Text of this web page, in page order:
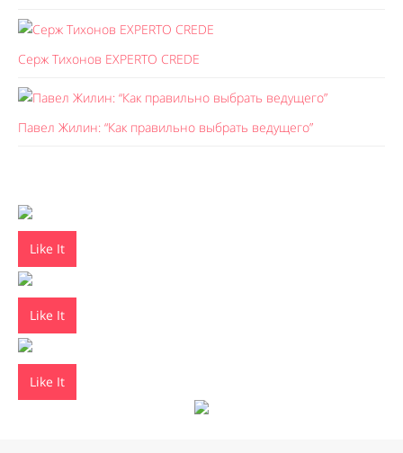
Серж Тихонов EXPERTO CREDE
Павел Жилин: “Как правильно выбрать ведущего”
Like It
Like It
Like It